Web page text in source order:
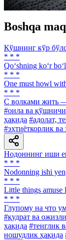
Boshqa
Қўшнинг кўр
* * *
Qo‘shning ko‘r
* * *
One must howl
* * *
С волками жить
#оила ва
ҳақида #адолат,
#эҳтиёткорлик ва
Нодоннинг иши
* * *
Nodonning ishi
* * *
Little things amuse
* * *
Глупому на что
#қудрат ва
ҳақида #тенглик
ношудлик ҳақида